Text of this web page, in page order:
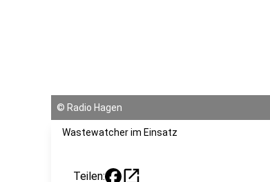
© Radio Hagen
Wastewatcher im Einsatz
Teilen: open_in_new